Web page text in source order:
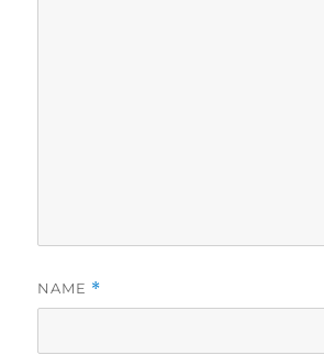
NAME *